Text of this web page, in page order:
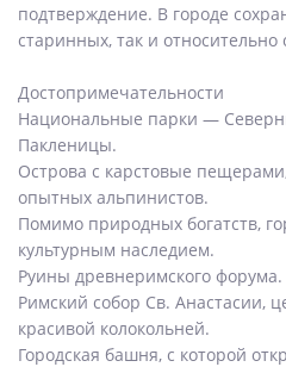
подтверждение. В городе
старинных, так и
Достопримечательности
Национальные парки —
Пакленицы.
Острова с карстовые
опытных альпинистов.
Помимо природных богатств,
культурным наследием.
Руины древнеримского форума.
Римский собор Св. Анастасии,
красивой колокольней.
Городская башня, с которой